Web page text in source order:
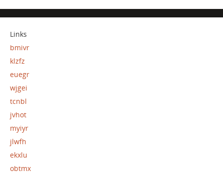
Links
bmivr
klzfz
euegr
wjgei
tcnbl
jvhot
myiyr
jlwfh
ekxlu
obtmx